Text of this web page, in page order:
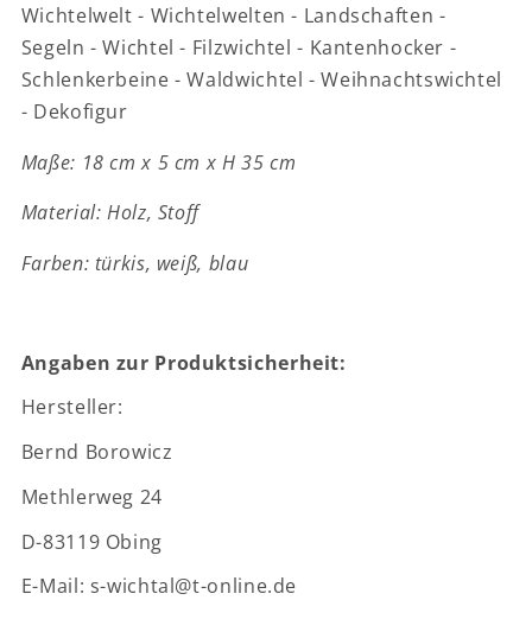
Holz
-
türkis-
-
cm
5
cm
x
cm
Holz
-
türkis-
cm
x
5
cm
x
cm
Wichtelwelt - Wichtelwelten - Landschaften -
Segeln - Wichtel - Filzwichtel - Kantenhocker -
Schlenkerbeine - Waldwichtel - Weihnachtswichtel
- Dekofigur
Maße: 18 cm x 5 cm x H 35 cm
Material: Holz, Stoff
Farben: türkis, weiß, blau
Angaben zur Produktsicherheit:
Hersteller:
Bernd Borowicz
Methlerweg 24
D-83119 Obing
E-Mail: s-wichtal@t-online.de